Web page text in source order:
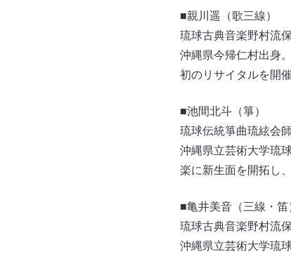
■親川遥（歌三線）
琉球古典音楽野村流
沖縄県今帰仁村出身
初のリサイタルを開
■池間北斗（箏）
琉球伝統箏曲琉絃会
沖縄県立芸術大学琉
楽に新生面を開拓し
■亀井美音（三線・笛
琉球古典音楽野村流
沖縄県立芸術大学琉